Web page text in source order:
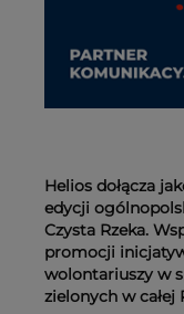
Helios dołącza
edycji
Czysta Rzeka.
promocji
wolontariuszy w
zielonych w całej